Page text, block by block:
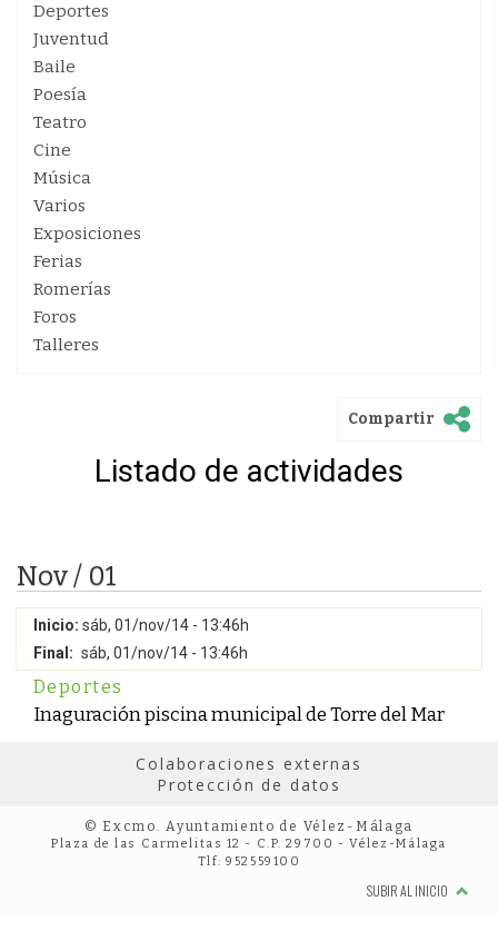
Deportes
Juventud
Baile
Poesía
Teatro
Cine
Música
Varios
Exposiciones
Ferias
Romerías
Foros
Talleres
Compartir
Listado de actividades
Nov / 01
Inicio: sáb, 01/nov/14 - 13:46h
Final: sáb, 01/nov/14 - 13:46h
Deportes
Inaguración piscina municipal de Torre del Mar
Colaboraciones externas
Protección de datos
© Excmo. Ayuntamiento de Vélez-Málaga
Plaza de las Carmelitas 12 - C.P. 29700 - Vélez-Málaga
Tlf: 952559100
SUBIR AL INICIO